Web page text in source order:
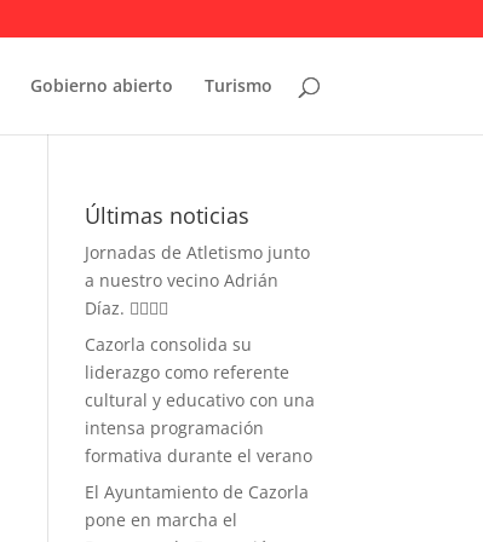
Gobierno abierto Turismo
Últimas noticias
Jornadas de Atletismo junto
a nuestro vecino Adrián
Díaz. 🏃‍♀️🏃‍♂️
Cazorla consolida su
liderazgo como referente
cultural y educativo con una
intensa programación
formativa durante el verano
El Ayuntamiento de Cazorla
pone en marcha el